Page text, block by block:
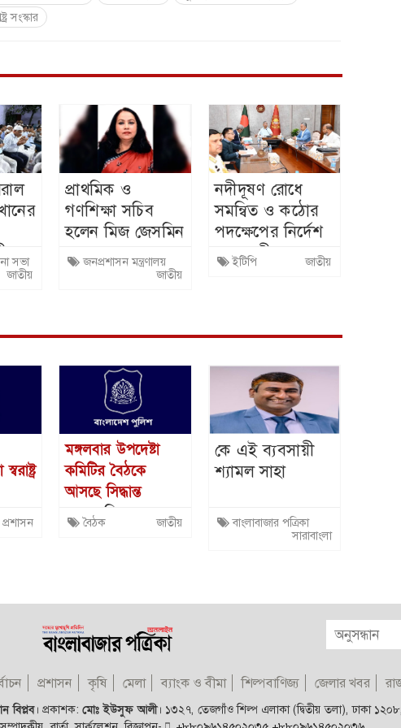
সংস্কার
সভা
জাতীয়
প্রাথমিক ও
গণশিক্ষা সচিব
হলেন মিজ জেসমিন
নাহারজনপ্রশাসন মন্ত্রণালয়
জাতীয়
নদীদূষণ রোধে
সমন্বিত ও কঠোর
পদক্ষেপের নির্দেশ
প্রধানমন্ত্রীর
ইটিপি জাতীয়
প্রশাসন
মঙ্গলবার উপদেষ্টা
কমিটির বৈঠকে
আসছে সিদ্ধান্ত
এবার তিন
বিতর্কিত নির্বাচনের
বৈঠক জাতীয়
কে এই ব্যবসায়ী
শ্যামল সাহা
বাংলাবাজার পত্রিকা
সারাবাংলা
প্রশাসন কৃষি মেলা ব্যাংক ও বীমা শিল্পবাণিজ্য জেলার খবর
বিপ্লব। প্রকাশক: মোঃ ইউসুফ আলী। ১৩২৭, তেজগাঁও শিল্প এলাকা (দ্বিতীয় তলা), ঢাকা